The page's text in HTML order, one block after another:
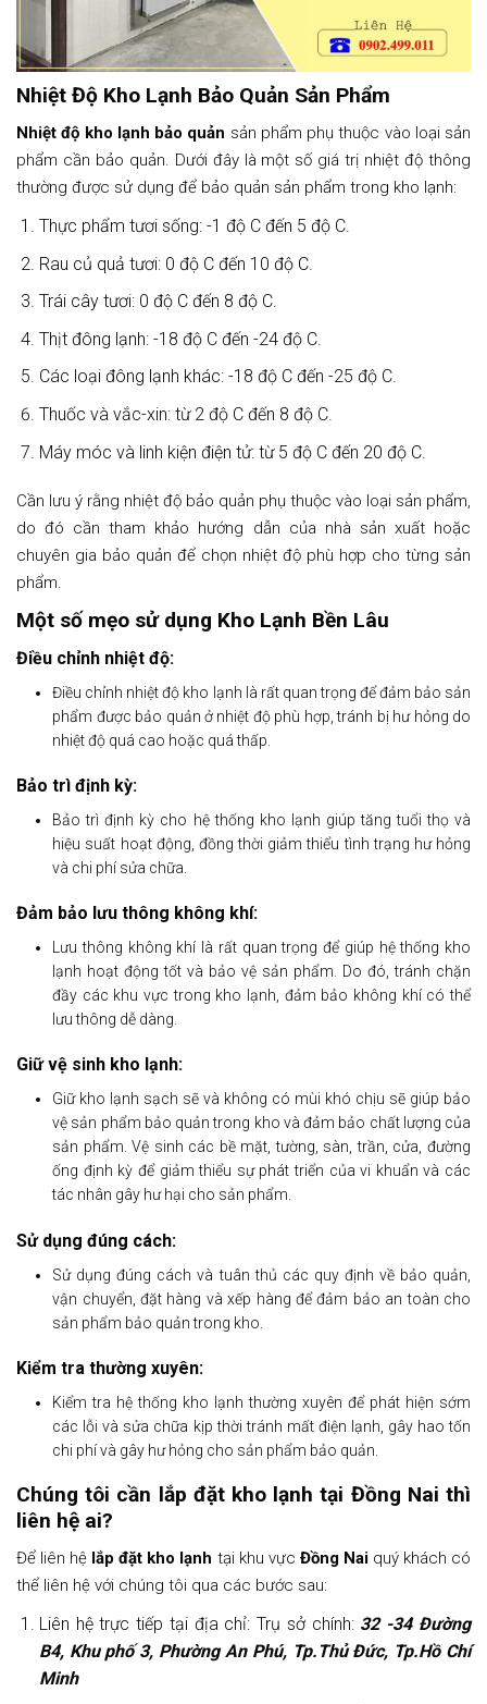
Nhiệt Độ Kho Lạnh Bảo Quản Sản Phẩm
Nhiệt độ kho lạnh bảo quản sản phẩm phụ thuộc vào loại sản
phẩm cần bảo quản. Dưới đây là một số giá trị nhiệt độ thông
thường được sử dụng để bảo quản sản phẩm trong kho lạnh:
Thực phẩm tươi sống: -1 độ C đến 5 độ C.
Rau củ quả tươi: 0 độ C đến 10 độ C.
Trái cây tươi: 0 độ C đến 8 độ C.
Thịt đông lạnh: -18 độ C đến -24 độ C.
Các loại đông lạnh khác: -18 độ C đến -25 độ C.
Thuốc và vắc-xin: từ 2 độ C đến 8 độ C.
Máy móc và linh kiện điện tử: từ 5 độ C đến 20 độ C.
Cần lưu ý rằng nhiệt độ bảo quản phụ thuộc vào loại sản phẩm,
do đó cần tham khảo hướng dẫn của nhà sản xuất hoặc
chuyên gia bảo quản để chọn nhiệt độ phù hợp cho từng sản
phẩm.
Một số mẹo sử dụng Kho Lạnh Bền Lâu
Điều chỉnh nhiệt độ:
Điều chỉnh nhiệt độ kho lạnh là rất quan trọng để đảm bảo sản
phẩm được bảo quản ở nhiệt độ phù hợp, tránh bị hư hỏng do
nhiệt độ quá cao hoặc quá thấp.
Bảo trì định kỳ:
Bảo trì định kỳ cho hệ thống kho lạnh giúp tăng tuổi thọ và
hiệu suất hoạt động, đồng thời giảm thiểu tình trạng hư hỏng
và chi phí sửa chữa.
Đảm bảo lưu thông không khí:
Lưu thông không khí là rất quan trọng để giúp hệ thống kho
lạnh hoạt động tốt và bảo vệ sản phẩm. Do đó, tránh chặn
đầy các khu vực trong kho lạnh, đảm bảo không khí có thể
lưu thông dễ dàng.
Giữ vệ sinh kho lạnh:
Giữ kho lạnh sạch sẽ và không có mùi khó chịu sẽ giúp bảo
vệ sản phẩm bảo quản trong kho và đảm bảo chất lượng của
sản phẩm. Vệ sinh các bề mặt, tường, sàn, trần, cửa, đường
ống định kỳ để giảm thiểu sự phát triển của vi khuẩn và các
tác nhân gây hư hại cho sản phẩm.
Sử dụng đúng cách:
Sử dụng đúng cách và tuân thủ các quy định về bảo quản,
vận chuyển, đặt hàng và xếp hàng để đảm bảo an toàn cho
sản phẩm bảo quản trong kho.
Kiểm tra thường xuyên:
Kiểm tra hệ thống kho lạnh thường xuyên để phát hiện sớm
các lỗi và sửa chữa kịp thời tránh mất điện lạnh, gây hao tốn
chi phí và gây hư hỏng cho sản phẩm bảo quản.
Chúng tôi cần lắp đặt kho lạnh tại Đồng Nai thì
liên hệ ai?
Để liên hệ lắp đặt kho lạnh tại khu vực Đồng Naiquý khách có
thể liên hệ với chúng tôi qua các bước sau:
Liên hệ trực tiếp tại địa chỉ: Trụ sở chính: 32 -34 Đường
B4, Khu phố 3, Phường An Phú, Tp.Thủ Đức, Tp.Hồ Chí
Minh